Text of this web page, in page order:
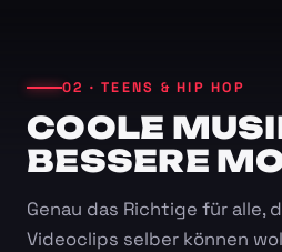
02 · TEENS & HIP HOP
COOLE
BESSERE
Genau das Richtige für alle,
Videoclips selber können